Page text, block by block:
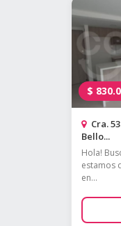
$
Cra.
Bello...
Hola!
estamos
en...